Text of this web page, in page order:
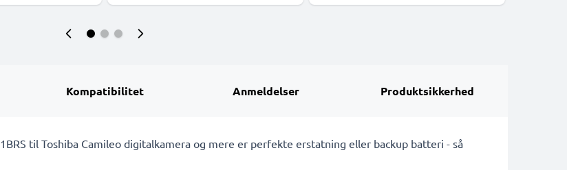
Kompatibilitet Anmeldelser Produktsikkerhed
til Toshiba Camileo digitalkamera og mere er perfekte erstatning eller backup batteri - så